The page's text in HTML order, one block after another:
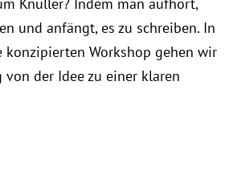
Knüller? Indem man aufhört,
und anfängt, es zu schreiben. In
konzipierten Workshop gehen wir
von der Idee zu einer klaren